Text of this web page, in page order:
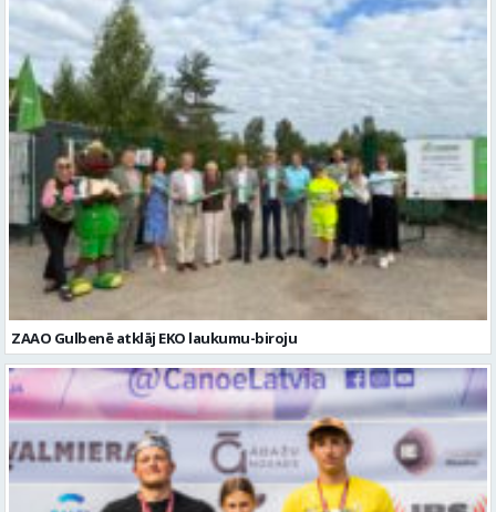
ZAAO Gulbenē atklāj EKO laukumu-biroju